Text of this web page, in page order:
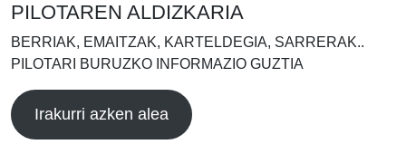
PILOTAREN ALDIZKARIA
BERRIAK, EMAITZAK, KARTELDEGIA, SARRERAK..
PILOTARI BURUZKO INFORMAZIO GUZTIA
Irakurri azken alea